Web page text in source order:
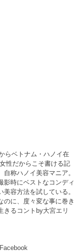
らベトナム・ハノイ在
性だからこそ書ける記
称ハノイ美容マニア。
影時にベストなコンディ
容方法を試している。
のに、度々変な事に巻き
きるコントby大宮エリ
Facebook